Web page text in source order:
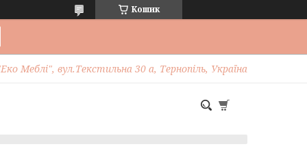
Кошик
Меблі", вул.Текстильна 30 а, Тернопіль, Україна